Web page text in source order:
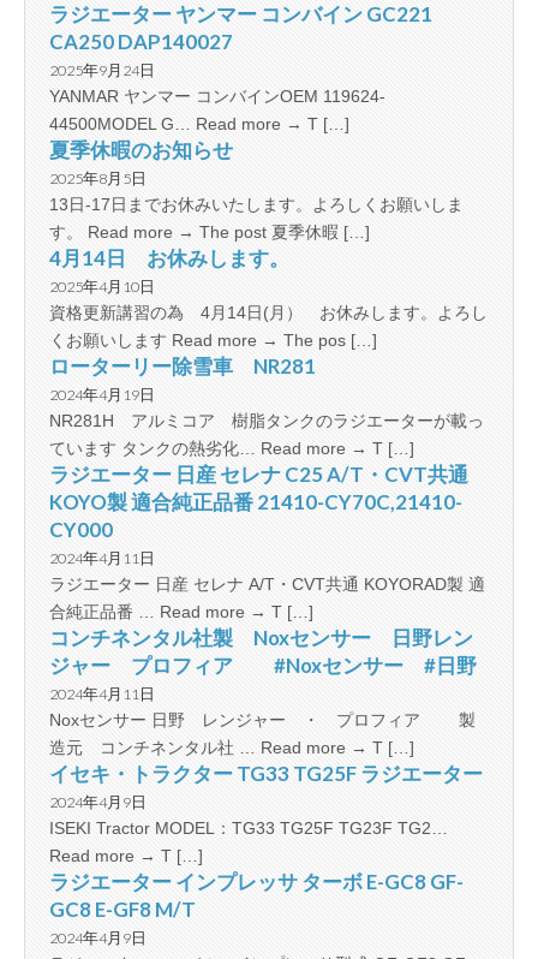
ラジエーター ヤンマー コンバイン GC221
CA250 DAP140027
2025年9月24日
YANMAR ヤンマー コンバインOEM 119624-
44500MODEL G… Read more → T […]
夏季休暇のお知らせ
2025年8月5日
13日-17日までお休みいたします。よろしくお願いしま
す。 Read more → The post 夏季休暇 […]
4月14日 お休みします。
2025年4月10日
資格更新講習の為 4月14日(月） お休みします。よろし
くお願いします Read more → The pos […]
ローターリー除雪車 NR281
2024年4月19日
NR281H アルミコア 樹脂タンクのラジエーターが載っ
ています タンクの熱劣化… Read more → T […]
ラジエーター 日産 セレナ C25 A/T・CVT共通
KOYO製 適合純正品番 21410-CY70C,21410-
CY000
2024年4月11日
ラジエーター 日産 セレナ A/T・CVT共通 KOYORAD製 適
合純正品番 … Read more → T […]
コンチネンタル社製 Noxセンサー 日野レン
ジャー プロフィア #Noxセンサー #日野
2024年4月11日
Noxセンサー 日野 レンジャー ・ プロフィア 製
造元 コンチネンタル社 … Read more → T […]
イセキ・トラクター TG33 TG25F ラジエーター
2024年4月9日
ISEKI Tractor MODEL：TG33 TG25F TG23F TG2…
Read more → T […]
ラジエーター インプレッサ ターボ E-GC8 GF-
GC8 E-GF8 M/T
2024年4月9日